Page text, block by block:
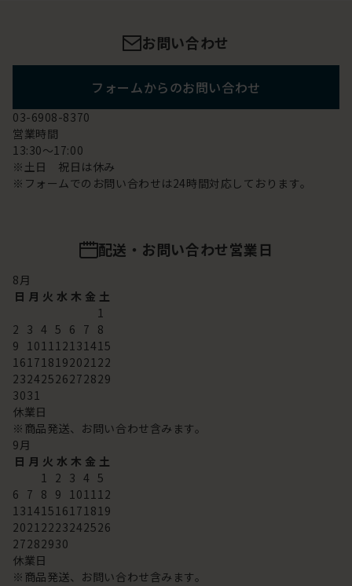
お問い合わせ
フォームからのお問い合わせ
03-6908-8370
営業時間
13:30～17:00
※土日 祝日は休み
※フォームでのお問い合わせは24時間対応しております。
配送・お問い合わせ営業日
8月
日 月 火 水 木 金 土
1
2 3 4 5 6 7 8
9 101112131415
16171819202122
23242526272829
3031
休業日
※商品発送、お問い合わせ含みます。
9月
日 月 火 水 木 金 土
1 2 3 4 5
6 7 8 9 101112
13141516171819
20212223242526
27282930
休業日
※商品発送、お問い合わせ含みます。